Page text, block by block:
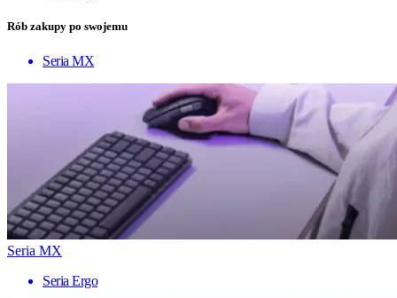
Rób zakupy po swojemu
Seria MX
Seria MX
Seria Ergo